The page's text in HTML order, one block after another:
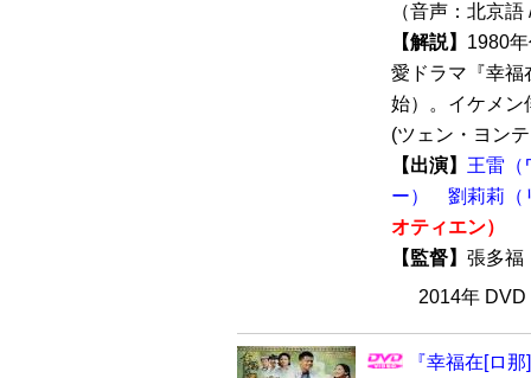
（音声：北京
【解説】 1980
愛ドラマ『幸福
始）。イケメ
(ツェン・ヨン
【出演】 王雷（
ー）
劉莉莉（
オティエン）
【監督】 張多
2014年
『幸福在[ロ